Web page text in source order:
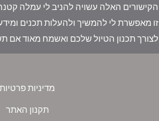
הקישורים האלה עשויה להניב לי עמלה
זו מאפשרת לי להמשיך ולהעלות תכנים
לצורך תכנון הטיול שלכם ואשמח מאוד אם
מדיניות פרטיות
תקנון האתר